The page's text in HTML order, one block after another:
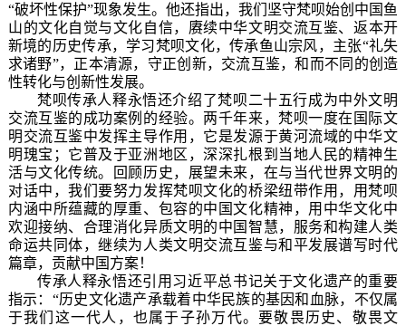
“破坏性保护”现象发生。他还指出，我们坚守梵呗始创中国鱼
山的文化自觉与文化自信，赓续中华文明交流互鉴、 返本开
新境的历史传承， 学习梵呗文化，传承鱼山宗风，主张“礼失
求诸野”，正本清源， 守正创新，交流互鉴，和而不同的创造
性转化与创新性发展。
梵呗传承人释永悟还介绍了梵呗二十五行成为中外文明
交流互鉴的成功案例的经验。两千年来，梵呗一度在国际文
明交流互鉴中发挥主导作用，它是发源于黄河流域的中华文
明瑰宝；它普及于亚洲地区，深深扎根到当地人民的精神生
活与文化传统。回顾历史，展望未来，在与当代世界文明的
对话中，我们要努力发挥梵呗文化的桥梁纽带作用，用梵呗
内涵中所蕴藏的厚重、包容的中国文化精神，用中华文化中
欢迎接纳、合理消化异质文明的中国智慧，服务和构建人类
命运共同体，继续为人类文明交流互鉴与和平发展谱写时代
篇章，贡献中国方案！
传承人释永悟还引用习近平总书记关于文化遗产的重要
指示： “历史文化遗产承载着中华民族的基因和血脉，不仅属
于我们这一代人，也属于子孙万代。要敬畏历史、敬畏文